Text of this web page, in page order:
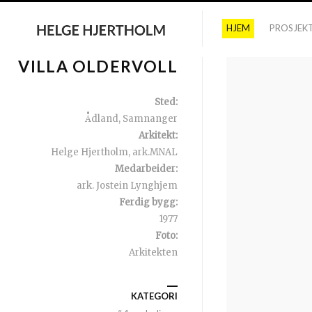
HJEM
VILLA OLDERVOLL
Sted:
Ådland, Samnanger
Arkitekt:
Helge Hjertholm, ark.MNAL
Medarbeider:
ark. Jostein Lynghjem
Ferdig bygg:
1977
Foto:
Arkitekten
KATEGORI